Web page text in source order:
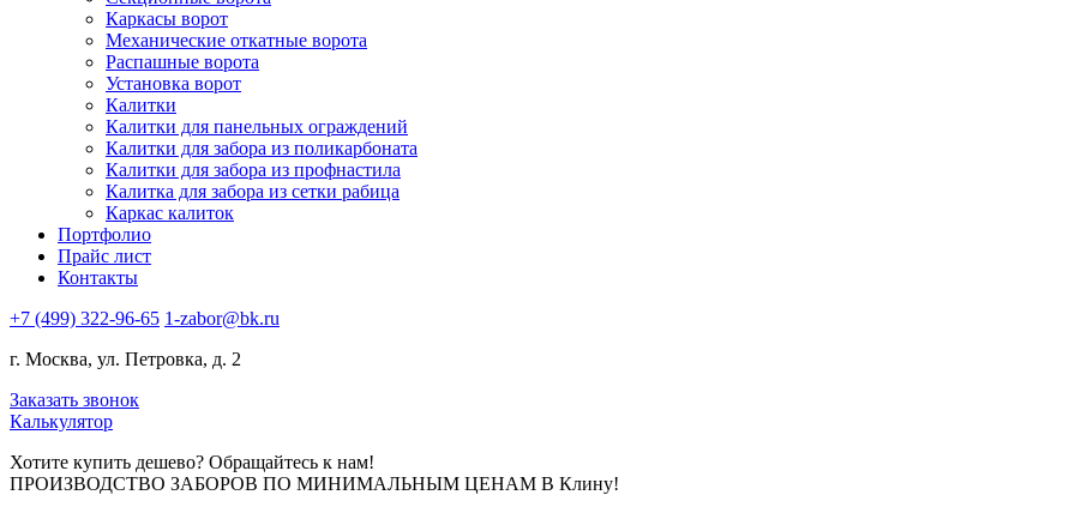
Каркасы ворот
Механические откатные ворота
Распашные ворота
Установка ворот
Калитки
Калитки для панельных ограждений
Калитки для забора из поликарбоната
Калитки для забора из профнастила
Калитка для забора из сетки рабица
Каркас калиток
Портфолио
Прайс лист
Контакты
+7 (499) 322-96-65 1-zabor@bk.ru
г. Москва, ул. Петровка, д. 2
Заказать звонок
Калькулятор
Хотите купить дешево? Обращайтесь к нам!
ПРОИЗВОДСТВО ЗАБОРОВ ПО МИНИМАЛЬНЫМ ЦЕНАМ В Клину!